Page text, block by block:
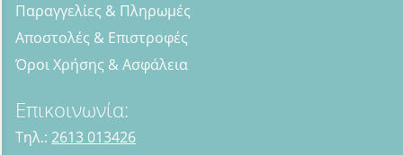
Παραγγελίες & Πληρωμές
Αποστολές & Επιστροφές
Όροι Χρήσης & Ασφάλεια
Επικοινωνία:
Τηλ.: 2613 013426